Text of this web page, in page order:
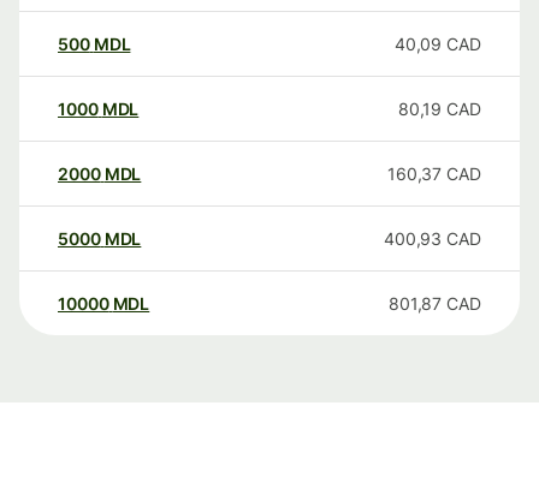
500 MDL 40,09 CAD
1000 MDL 80,19 CAD
2000 MDL 160,37 CAD
5000 MDL 400,93 CAD
10000 MDL 801,87 CAD